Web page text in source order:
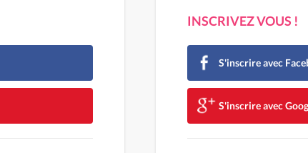
INSCRIVEZ VOUS !
S'inscrire avec
S'inscrire avec